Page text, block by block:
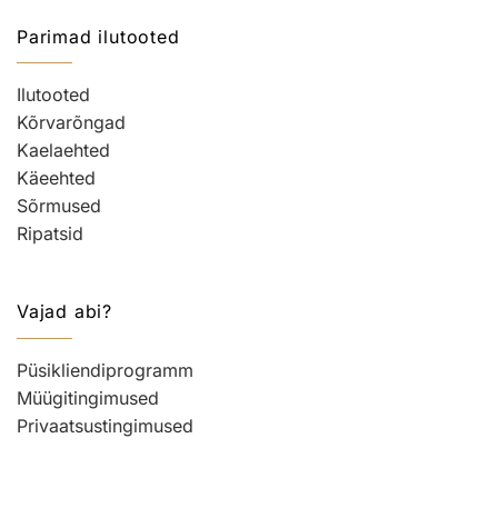
Parimad ilutooted
Ilutooted
Kõrvarõngad
Kaelaehted
Käeehted
Sõrmused
Ripatsid
Vajad abi?
Püsikliendiprogramm
Müügitingimused
Privaatsustingimused